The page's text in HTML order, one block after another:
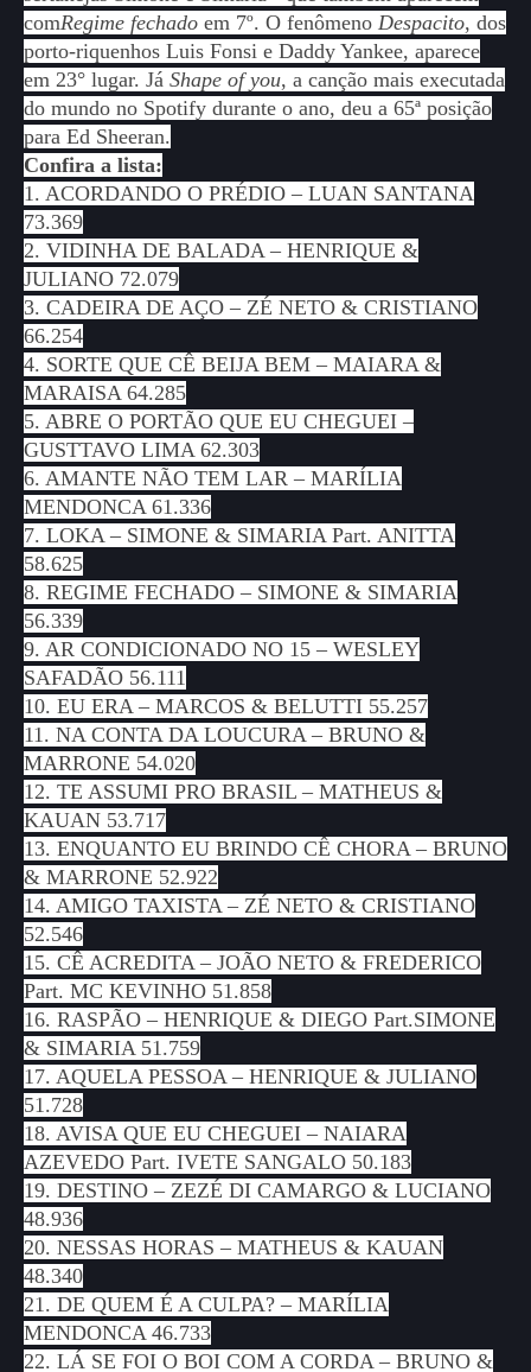
comRegime fechado em 7º. O fenômeno Despacito, dos
porto-riquenhos Luis Fonsi e Daddy Yankee, aparece
em 23° lugar. Já Shape of you, a canção mais executada
do mundo no Spotify durante o ano, deu a 65ª posição
para Ed Sheeran.
Confira a lista:
1. ACORDANDO O PRÉDIO – LUAN SANTANA
73.369
2. VIDINHA DE BALADA – HENRIQUE &
JULIANO 72.079
3. CADEIRA DE AÇO – ZÉ NETO & CRISTIANO
66.254
4. SORTE QUE CÊ BEIJA BEM – MAIARA &
MARAISA 64.285
5. ABRE O PORTÃO QUE EU CHEGUEI –
GUSTTAVO LIMA 62.303
6. AMANTE NÃO TEM LAR – MARÍLIA
MENDONCA 61.336
7. LOKA – SIMONE & SIMARIA Part. ANITTA
58.625
8. REGIME FECHADO – SIMONE & SIMARIA
56.339
9. AR CONDICIONADO NO 15 – WESLEY
SAFADÃO 56.111
10. EU ERA – MARCOS & BELUTTI 55.257
11. NA CONTA DA LOUCURA – BRUNO &
MARRONE 54.020
12. TE ASSUMI PRO BRASIL – MATHEUS &
KAUAN 53.717
13. ENQUANTO EU BRINDO CÊ CHORA – BRUNO
& MARRONE 52.922
14. AMIGO TAXISTA – ZÉ NETO & CRISTIANO
52.546
15. CÊ ACREDITA – JOÃO NETO & FREDERICO
Part. MC KEVINHO 51.858
16. RASPÃO – HENRIQUE & DIEGO Part.SIMONE
& SIMARIA 51.759
17. AQUELA PESSOA – HENRIQUE & JULIANO
51.728
18. AVISA QUE EU CHEGUEI – NAIARA
AZEVEDO Part. IVETE SANGALO 50.183
19. DESTINO – ZEZÉ DI CAMARGO & LUCIANO
48.936
20. NESSAS HORAS – MATHEUS & KAUAN
48.340
21. DE QUEM É A CULPA? – MARÍLIA
MENDONCA 46.733
22. LÁ SE FOI O BOI COM A CORDA – BRUNO &